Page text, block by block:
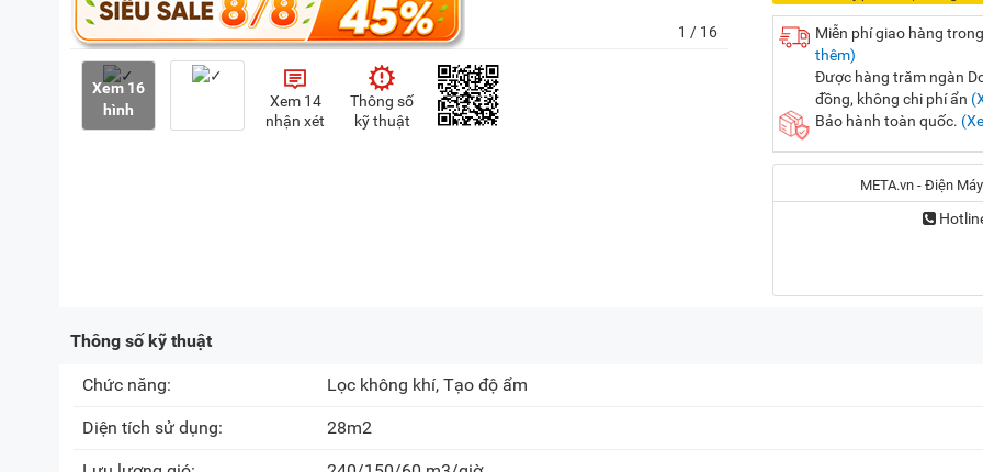
1 / 16
Xem 16
hình
Xem 14
nhận xét
Thông số
kỹ thuật
Miễn phí giao hàng
thêm)
Được hàng trăm ngàn
đồng, không chi phí ẩn
Bảo hành toàn quốc.
META.vn - Điện
Địa chỉ:
Thông số kỹ thuật
Chức năng: Lọc không khí, Tạo độ ẩm
Diện tích sử dụng: 28m2